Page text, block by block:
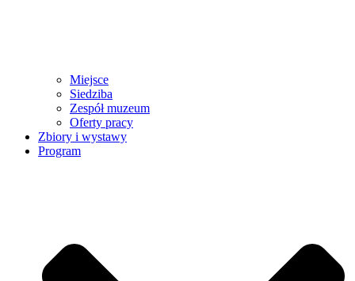
Miejsce
Siedziba
Zespół muzeum
Oferty pracy
Zbiory i wystawy
Program